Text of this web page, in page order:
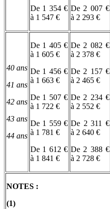
NOTES :
(1)
De 1 354 €
à 1 547 €
De 2 007 €
à 2 293 €
40 ans
41 ans
42 ans
43 ans
44 ans
De 1 405 €
à 1 605 €
De 1 456 €
à 1 663 €
De 1 507 €
à 1 722 €
De 1 559 €
à 1 781 €
De 1 612 €
à 1 841 €
De 2 082 €
à 2 378 €
De 2 157 €
à 2 465 €
De 2 234 €
à 2 552 €
De 2 311 €
à 2 640 €
De 2 388 €
à 2 728 €